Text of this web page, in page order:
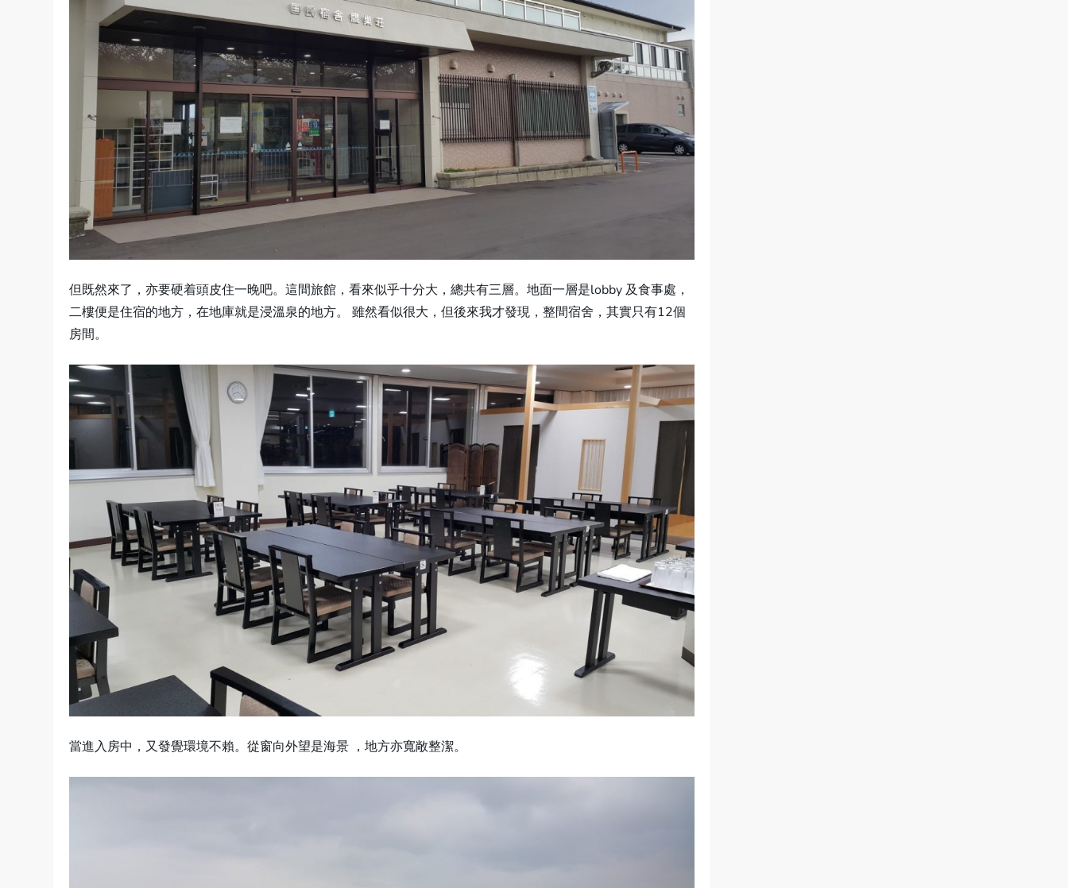
但既然來了，亦要硬着頭皮住一晚吧。這間旅館，看來似乎十分大，總共有三層。地面一層是lobby 及食事處，
二樓便是住宿的地方，在地庫就是浸溫泉的地方。 雖然看似很大，但後來我才發現，整間宿舍，其實只有12個
房間。
當進入房中，又發覺環境不賴。從窗向外望是海景 ，地方亦寬敞整潔。